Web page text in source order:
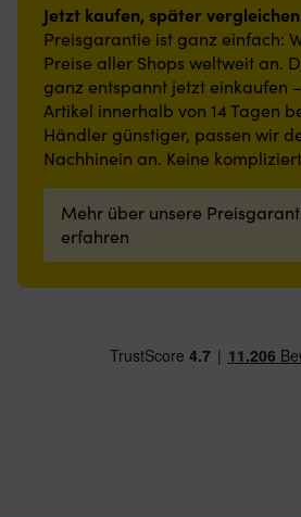
Jetzt kaufen, später
Preisgarantie ist ganz einfach:
Preise aller Shops weltweit an.
ganz entspannt jetzt einkaufen
Artikel innerhalb von 14 Tagen
Händler günstiger, passen wir
Nachhinein an. Keine
Mehr über unsere
erfahren